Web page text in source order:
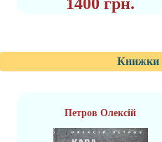
Книжки
Петров Олексій